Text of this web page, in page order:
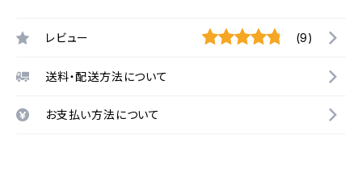
レビュー (9)
送料・配送方法について
お支払い方法について